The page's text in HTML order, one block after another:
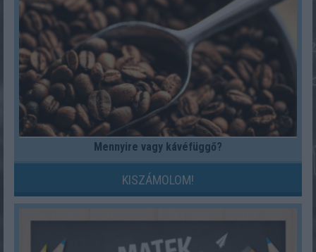
Mennyire vagy kávéfüggő?
KISZÁMOLOM!